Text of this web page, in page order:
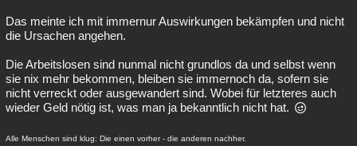
Das meinte ich mit immernur Auswirkungen bekämpfen und nicht
die Ursachen angehen.
Die Arbeitslosen sind nunmal nicht grundlos da und selbst wenn
sie nix mehr bekommen, bleiben sie immernoch da, sofern sie
nicht verreckt oder ausgewandert sind. Wobei für letzteres auch
wieder Geld nötig ist, was man ja bekanntlich nicht hat.
Alle Menschen sind klug: Die einen vorher - die anderen nachher.